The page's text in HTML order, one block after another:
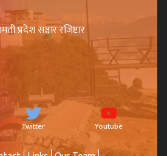
प्रदेश सञ्चार रजिष्टार
Twitter Youtube